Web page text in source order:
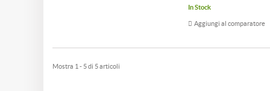
In Stock
Aggiungi al comparatore
Mostra 1 - 5 di 5 articoli